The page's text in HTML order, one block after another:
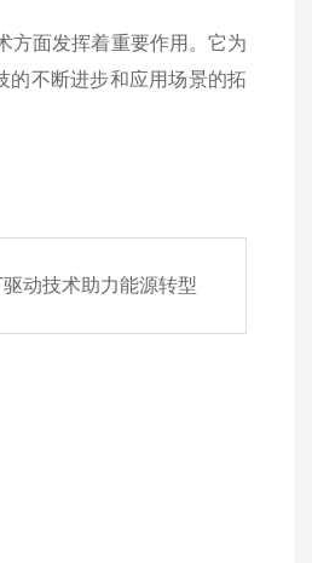
面发挥着重要作用。它为
的不断进步和应用场景的拓
动技术助力能源转型